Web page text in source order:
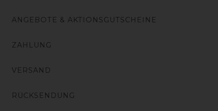
ANGEBOTE & AKTIONSGUTSCHEINE
ZAHLUNG
VERSAND
RÜCKSENDUNG